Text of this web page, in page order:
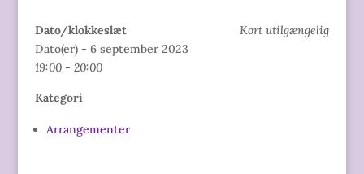
Kort utilgængelig
Dato/klokkeslæt
Dato(er) - 6 september 2023
19:00 - 20:00
Kategori
Arrangementer